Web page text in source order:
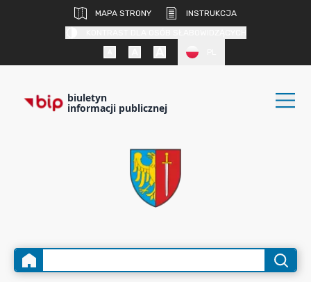
MAPA STRONY
INSTRUKCJA
biuletyn
informacji publicznej